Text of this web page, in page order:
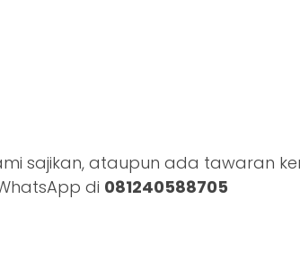
sajikan, ataupun ada tawaran
di 081240588705